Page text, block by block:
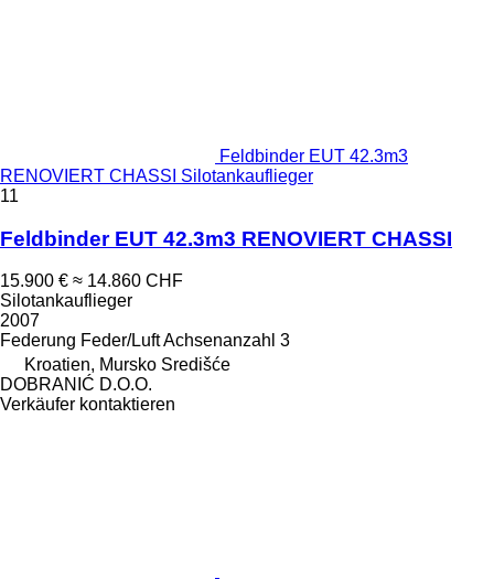
Feldbinder EUT 42.3m3
RENOVIERT CHASSI Silotankauflieger
11
Feldbinder EUT 42.3m3 RENOVIERT CHASSI
15.900 € ≈ 14.860 CHF
Silotankauflieger
2007
Federung Feder/LuftAchsenanzahl 3
Kroatien, Mursko Središće
DOBRANIĆ D.O.O.
Verkäufer kontaktieren